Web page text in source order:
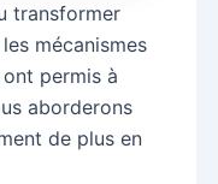
transformer
mécanismes
permis à
aborderons
de plus en